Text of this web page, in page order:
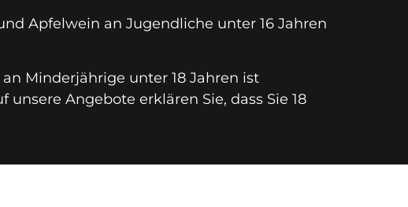
Apfelwein an Jugendliche unter 16 Jahren
Minderjährige unter 18 Jahren ist
Angebote erklären Sie, dass Sie 18